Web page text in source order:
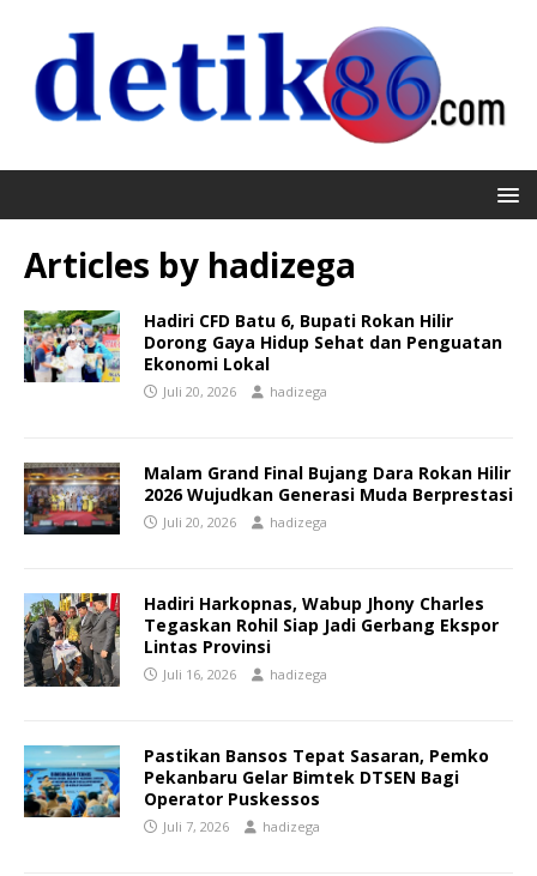
Articles by hadizega
Hadiri CFD Batu 6, Bupati Rokan Hilir
Dorong Gaya Hidup Sehat dan Penguatan
Ekonomi Lokal
Juli 20, 2026 hadizega
Malam Grand Final Bujang Dara Rokan Hilir
2026 Wujudkan Generasi Muda Berprestasi
Juli 20, 2026 hadizega
Hadiri Harkopnas, Wabup Jhony Charles
Tegaskan Rohil Siap Jadi Gerbang Ekspor
Lintas Provinsi
Juli 16, 2026 hadizega
Pastikan Bansos Tepat Sasaran, Pemko
Pekanbaru Gelar Bimtek DTSEN Bagi
Operator Puskessos
Juli 7, 2026 hadizega